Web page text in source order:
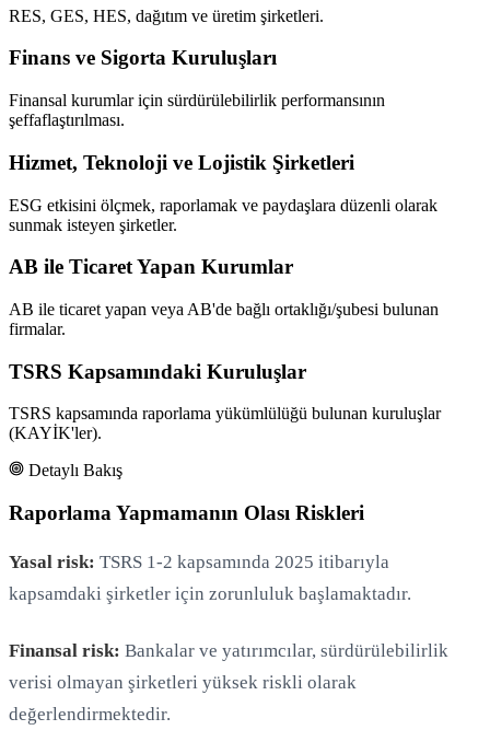
RES, GES, HES, dağıtım ve üretim şirketleri.
Finans ve Sigorta Kuruluşları
Finansal kurumlar için sürdürülebilirlik performansının
şeffaflaştırılması.
Hizmet, Teknoloji ve Lojistik Şirketleri
ESG etkisini ölçmek, raporlamak ve paydaşlara düzenli olarak
sunmak isteyen şirketler.
AB ile Ticaret Yapan Kurumlar
AB ile ticaret yapan veya AB'de bağlı ortaklığı/şubesi bulunan
firmalar.
TSRS Kapsamındaki Kuruluşlar
TSRS kapsamında raporlama yükümlülüğü bulunan kuruluşlar
(KAYİK'ler).
Detaylı Bakış
Raporlama Yapmamanın Olası Riskleri
Yasal risk: TSRS 1-2 kapsamında 2025 itibarıyla
kapsamdaki şirketler için zorunluluk başlamaktadır.
Finansal risk: Bankalar ve yatırımcılar, sürdürülebilirlik
verisi olmayan şirketleri yüksek riskli olarak
değerlendirmektedir.